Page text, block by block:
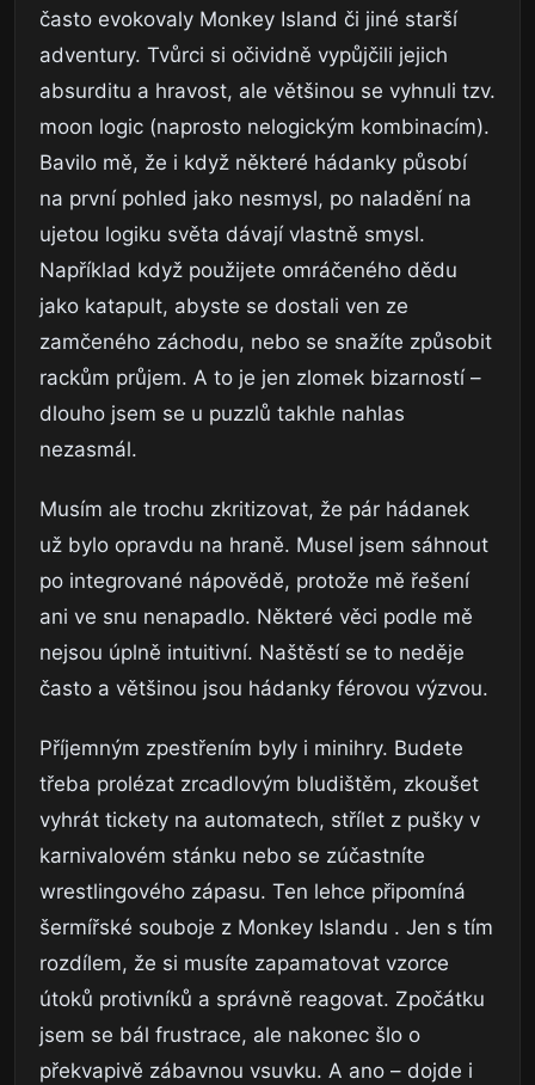
často evokovaly Monkey Island či jiné starší
adventury. Tvůrci si očividně vypůjčili jejich
absurditu a hravost, ale většinou se vyhnuli tzv.
moon logic (naprosto nelogickým kombinacím).
Bavilo mě, že i když některé hádanky působí
na první pohled jako nesmysl, po naladění na
ujetou logiku světa dávají vlastně smysl.
Například když použijete omráčeného dědu
jako katapult, abyste se dostali ven ze
zamčeného záchodu, nebo se snažíte způsobit
rackům průjem. A to je jen zlomek bizarností –
dlouho jsem se u puzzlů takhle nahlas
nezasmál.
Musím ale trochu zkritizovat, že pár hádanek
už bylo opravdu na hraně. Musel jsem sáhnout
po integrované nápovědě, protože mě řešení
ani ve snu nenapadlo. Některé věci podle mě
nejsou úplně intuitivní. Naštěstí se to neděje
často a většinou jsou hádanky férovou výzvou.
Příjemným zpestřením byly i minihry. Budete
třeba prolézat zrcadlovým bludištěm, zkoušet
vyhrát tickety na automatech, střílet z pušky v
karnivalovém stánku nebo se zúčastníte
wrestlingového zápasu. Ten lehce připomíná
šermířské souboje z Monkey Islandu . Jen s tím
rozdílem, že si musíte zapamatovat vzorce
útoků protivníků a správně reagovat. Zpočátku
jsem se bál frustrace, ale nakonec šlo o
překvapivě zábavnou vsuvku. A ano – dojde i